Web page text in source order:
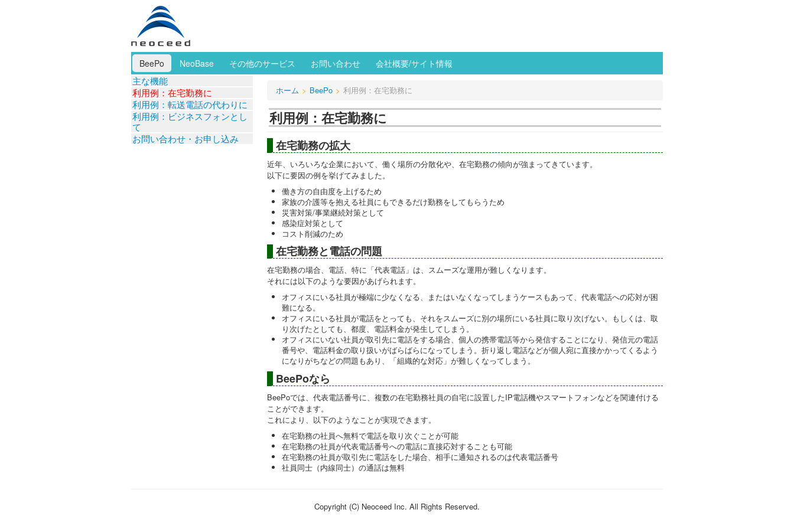
BeePo NeoBase その他のサービス お問い合わせ 会社概要/サイト情報
主な機能
利用例：在宅勤務に
利用例：転送電話の代わりに
利用例：ビジネスフォンとし
て
お問い合わせ・お申し込み
ホーム > BeePo > 利用例：在宅勤務に
利用例：在宅勤務に
在宅勤務の拡大
近年、いろいろな企業において、働く場所の分散化や、在宅勤務の傾向が強まってきています。
以下に要因の例を挙げてみました。
働き方の自由度を上げるため
家族の介護等を抱える社員にもできるだけ勤務をしてもらうため
災害対策/事業継続対策として
感染症対策として
コスト削減のため
在宅勤務と電話の問題
在宅勤務の場合、電話、特に「代表電話」は、スムーズな運用が難しくなります。
それには以下のような要因があげられます。
オフィスにいる社員が極端に少なくなる、またはいなくなってしまうケースもあって、代表電話への応対が困
難になる。
オフィスにいる社員が電話をとっても、それをスムーズに別の場所にいる社員に取り次げない。もしくは、取
り次げたとしても、都度、電話料金が発生してしまう。
オフィスにいない社員が取引先に電話をする場合、個人の携帯電話等から発信することになり、発信元の電話
番号や、電話料金の取り扱いがばらばらになってしまう。折り返し電話などが個人宛に直接かかってくるよう
になりがちなどの問題もあり、「組織的な対応」が難しくなってしまう。
BeePoなら
BeePoでは、代表電話番号に、複数の在宅勤務社員の自宅に設置したIP電話機やスマートフォンなどを関連付ける
ことができます。
これにより、以下のようなことが実現できます。
在宅勤務の社員へ無料で電話を取り次ぐことが可能
在宅勤務の社員が代表電話番号への電話に直接応対することも可能
在宅勤務の社員が取引先に電話をした場合、相手に通知されるのは代表電話番号
社員同士（内線同士）の通話は無料
Copyright (C) Neoceed Inc. All Rights Reserved.